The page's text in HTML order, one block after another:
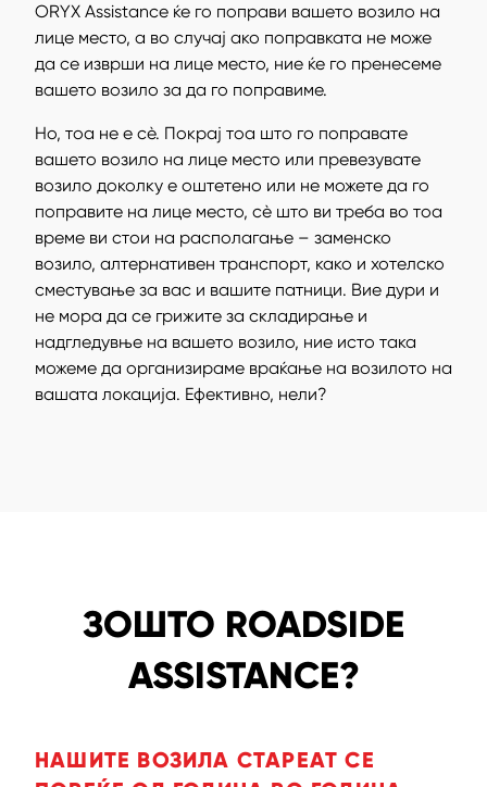
ORYX Assistance ќе го поправи вашето возило на
лице место, а во случај ако поправката не може
да се изврши на лице место, ние ќе го пренесеме
вашето возило за да го поправиме.
Но, тоа не е сè. Покрај тоа што го поправате
вашето возило на лице место или превезувате
возило доколку е оштетено или не можете да го
поправите на лице место, сè што ви треба во тоа
време ви стои на располагање – заменско
возило, алтернативен транспорт, како и хотелско
сместување за вас и вашите патници. Вие дури и
не мора да се грижите за складирање и
надгледувње на вашето возило, ние исто така
можеме да организираме враќање на возилото на
вашата локација. Ефективно, нели?
ЗОШТО ROADSIDE
ASSISTANCE?
НАШИТЕ ВОЗИЛА СТАРЕАТ СЕ